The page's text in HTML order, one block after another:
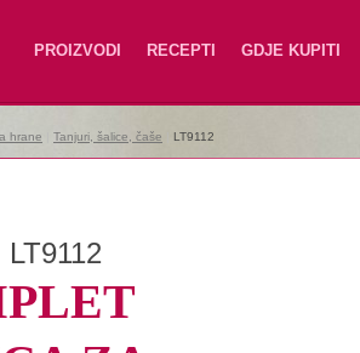
PROIZVODI RECEPTI GDJE KUPITI
hrane Tanjuri, šalice, čaše LT9112
LT9112